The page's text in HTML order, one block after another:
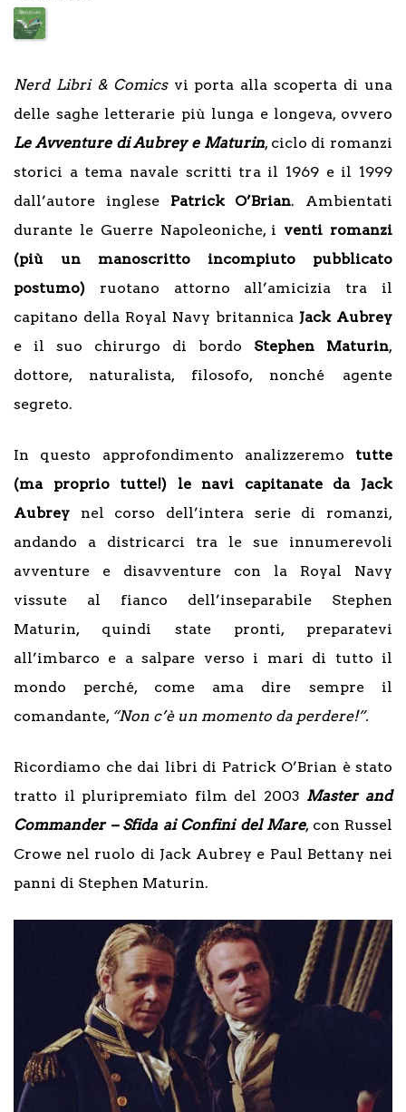
Nerd Libri & Comics vi porta alla scoperta di una
delle saghe letterarie più lunga e longeva, ovvero
Le Avventure di Aubrey e Maturin, ciclo di romanzi
storici a tema navale scritti tra il 1969 e il 1999
dall’autore inglese Patrick O’Brian. Ambientati
durante le Guerre Napoleoniche, i venti romanzi
(più un manoscritto incompiuto pubblicato
postumo) ruotano attorno all’amicizia tra il
capitano della Royal Navy britannica Jack Aubrey
e il suo chirurgo di bordo Stephen Maturin,
dottore, naturalista, filosofo, nonché agente
segreto.
In questo approfondimento analizzeremo tutte
(ma proprio tutte!) le navi capitanate da Jack
Aubrey nel corso dell’intera serie di romanzi,
andando a districarci tra le sue innumerevoli
avventure e disavventure con la Royal Navy
vissute al fianco dell’inseparabile Stephen
Maturin, quindi state pronti, preparatevi
all’imbarco e a salpare verso i mari di tutto il
mondo perché, come ama dire sempre il
comandante, “Non c’è un momento da perdere!”.
Ricordiamo che dai libri di Patrick O’Brian è stato
tratto il pluripremiato film del 2003 Master and
Commander – Sfida ai Confini del Mare, con Russel
Crowe nel ruolo di Jack Aubrey e Paul Bettany nei
panni di Stephen Maturin.